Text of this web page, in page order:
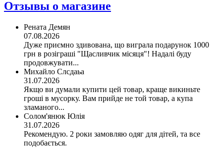
Отзывы о магазине
Рената Демян
07.08.2026
Дуже приємно здивована, що виграла подарунок 1000
грн в розіграші "Щасливчик місяця"! Надалі буду
продовжувати...
Михайло Слсдаьа
31.07.2026
Якщо ви думали купити цей товар, краще викиньте
гроші в мусорку. Вам прийде не той товар, а купа
зламаного...
Солом'янюк Юлія
31.07.2026
Рекомендую. 2 роки замовляю одяг для дітей, та все
подобається.